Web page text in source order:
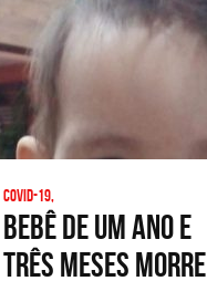
Covid-19,
Bebê de um ano e
três meses morre